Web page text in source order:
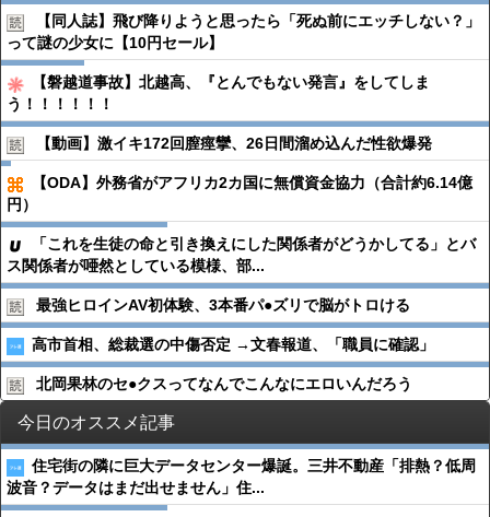
【同人誌】飛び降りようと思ったら「死ぬ前にエッチしない？」
って謎の少女に【10円セール】
【磐越道事故】北越高、『とんでもない発言』をしてしま
う！！！！！！
【動画】激イキ172回膣痙攣、26日間溜め込んだ性欲爆発
【ODA】外務省がアフリカ2カ国に無償資金協力（合計約6.14億
円）
「これを生徒の命と引き換えにした関係者がどうかしてる」とバ
ス関係者が唖然としている模様、部...
最強ヒロインAV初体験、3本番パ●︎ズリで脳がトロける
高市首相、総裁選の中傷否定 →文春報道、「職員に確認」
北岡果林のセ●︎クスってなんでこんなにエロいんだろう
今日のオススメ記事
住宅街の隣に巨大データセンター爆誕。三井不動産「排熱？低周
波音？データはまだ出せません」住...